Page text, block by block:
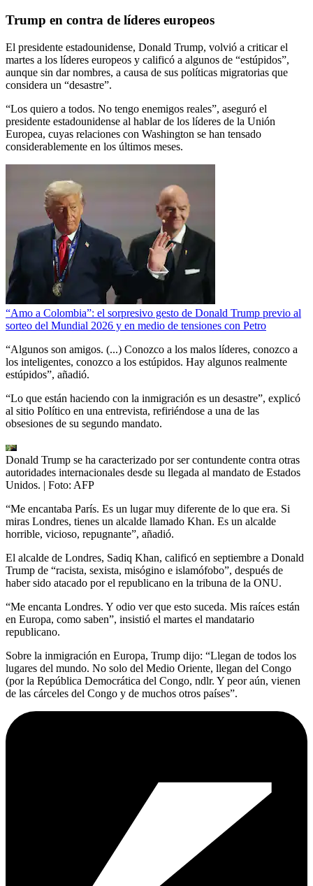
Trump en contra de líderes europeos
El presidente estadounidense, Donald Trump, volvió a criticar el
martes a los líderes europeos y calificó a algunos de “estúpidos”,
aunque sin dar nombres, a causa de sus políticas migratorias que
considera un “desastre”.
“Los quiero a todos. No tengo enemigos reales”, aseguró el
presidente estadounidense al hablar de los líderes de la Unión
Europea, cuyas relaciones con Washington se han tensado
considerablemente en los últimos meses.
“Amo a Colombia”: el sorpresivo gesto de Donald Trump previo al
sorteo del Mundial 2026 y en medio de tensiones con Petro
“Algunos son amigos. (...) Conozco a los malos líderes, conozco a
los inteligentes, conozco a los estúpidos. Hay algunos realmente
estúpidos”, añadió.
“Lo que están haciendo con la inmigración es un desastre”, explicó
al sitio Político en una entrevista, refiriéndose a una de las
obsesiones de su segundo mandato.
Donald Trump se ha caracterizado por ser contundente contra otras
autoridades internacionales desde su llegada al mandato de Estados
Unidos. | Foto: AFP
“Me encantaba París. Es un lugar muy diferente de lo que era. Si
miras Londres, tienes un alcalde llamado Khan. Es un alcalde
horrible, vicioso, repugnante”, añadió.
El alcalde de Londres, Sadiq Khan, calificó en septiembre a Donald
Trump de “racista, sexista, misógino e islamófobo”, después de
haber sido atacado por el republicano en la tribuna de la ONU.
“Me encanta Londres. Y odio ver que esto suceda. Mis raíces están
en Europa, como saben”, insistió el martes el mandatario
republicano.
Sobre la inmigración en Europa, Trump dijo: “Llegan de todos los
lugares del mundo. No solo del Medio Oriente, llegan del Congo
(por la República Democrática del Congo, ndlr. Y peor aún, vienen
de las cárceles del Congo y de muchos otros países”.